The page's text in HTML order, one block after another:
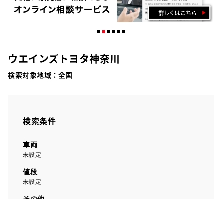
ウエインズトヨタ神奈川
検索対象地域： 全国
検索条件
車両
未設定
値段
未設定